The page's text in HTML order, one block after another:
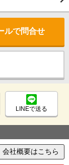
ルで問合せ
LINEで送る
会社概要はこちら